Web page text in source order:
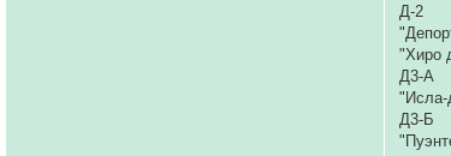
Д-2
"Хиро
Д3-А
"Исла-
Д3-Б